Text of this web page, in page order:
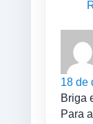
18 de
Briga
Para